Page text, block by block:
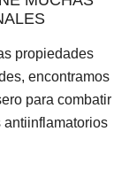
propiedades
encontramos
para combatir
antiinflamatorios